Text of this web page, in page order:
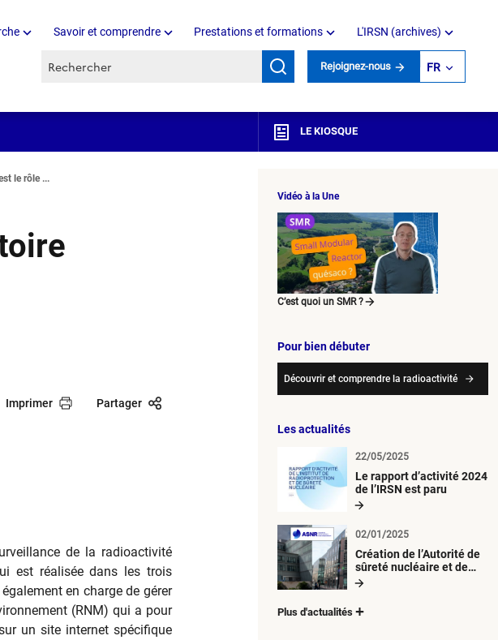
Savoir et comprendre Prestations et formations L'IRSN (archives)
Recherche par mots clés Rejoignez-nous FR
LE KIOSQUE
le rôle ...
Imprimer Partager
de la radioactivité
est réalisée dans les trois
en charge de gérer
(RNM) qui a pour
un site internet spécifique
Vidéo à la Une
C’est quoi un SMR ?
Pour bien débuter
Découvrir et comprendre la radioactivité
Les actualités
Le rapport d’activité 2024
de l’IRSN est paru
22/05/2025
Création de l’Autorité de
sûreté nucléaire et de
radioprotection (ASNR)
02/01/2025
Plus d'actualités